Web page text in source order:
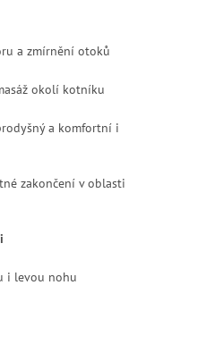
a zmírnění otoků
okolí kotníku
a komfortní i
zakončení v oblasti
i levou nohu